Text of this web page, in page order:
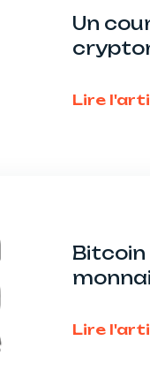
Un
Lire
Bitcoin
Lire